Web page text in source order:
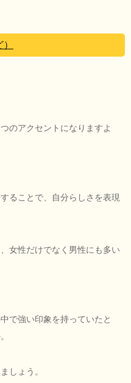
のアクセントになりますよ
ることで、自分らしさを表現
女性だけでなく男性にも多い
で強い印象を持っていたと
しょう。